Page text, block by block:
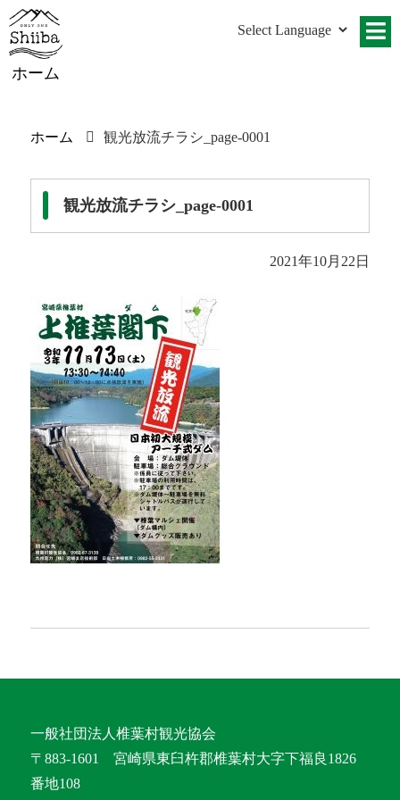
ホーム
ホーム 観光放流チラシ_page-0001
観光放流チラシ_page-0001
2021年10月22日
一般社団法人椎葉村観光協会
〒883-1601 宮崎県東臼杵郡椎葉村大字下福良1826
番地108